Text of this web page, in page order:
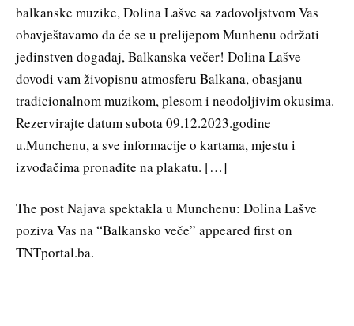
balkanske muzike, Dolina Lašve sa zadovoljstvom Vas
obavještavamo da će se u prelijepom Munhenu održati
jedinstven događaj, Balkanska večer! Dolina Lašve
dovodi vam živopisnu atmosferu Balkana, obasjanu
tradicionalnom muzikom, plesom i neodoljivim okusima.
Rezervirajte datum subota 09.12.2023.godine
u.Munchenu, a sve informacije o kartama, mjestu i
izvođačima pronađite na plakatu. […]
The post Najava spektakla u Munchenu: Dolina Lašve
poziva Vas na “Balkansko veče” appeared first on
TNTportal.ba.